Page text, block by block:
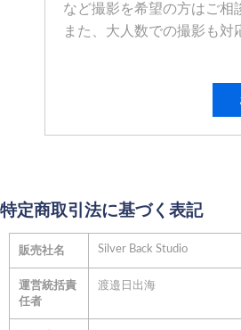
など撮影を希望の方はご相
また、大人数での撮影も対
特定商取引法に基づく表記
販売社名 Silver Back Studio
運営統括責
任者
渡邉日出海